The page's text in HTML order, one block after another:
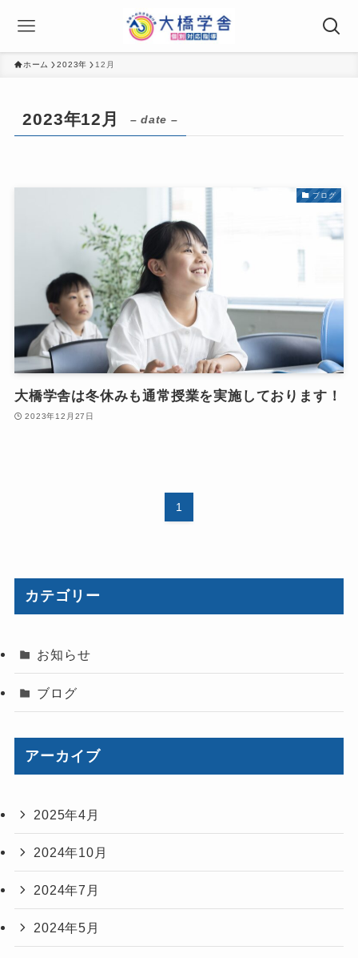
ホーム 2023年 12月
2023年12月 – date –
ブログ
大橋学舎は冬休みも通常授業を実施しております！
2023年12月27日
1
カテゴリー
お知らせ
ブログ
アーカイブ
2025年4月
2024年10月
2024年7月
2024年5月